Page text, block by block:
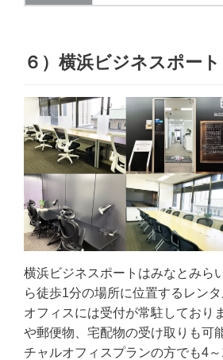
６）横浜ビジネスポート
横浜ビジネスポートはみなとみら
ら徒歩1分の場所に位置するレンタ
オフィスには受付が常駐しており
や郵便物、宅配物の受け取りも可
チャルオフィスプランの方でも4